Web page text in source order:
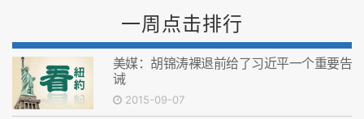
一周点击排行
美媒：胡锦涛裸退前给了习近平一个重要告
诫
2015-09-07